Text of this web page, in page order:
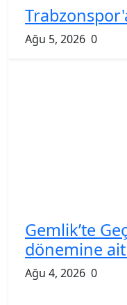
Ağu 5, 2026 0
Gemlik’te
dönemine ait
Ağu 4, 2026 0